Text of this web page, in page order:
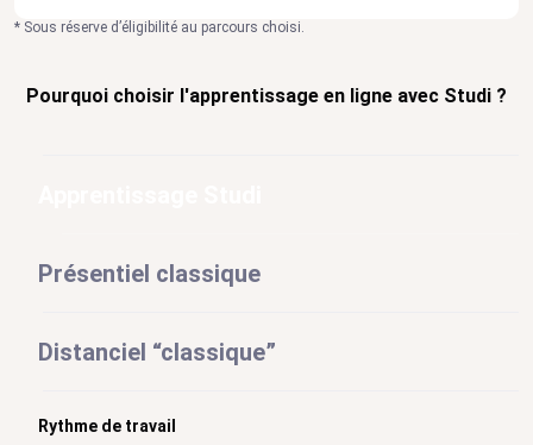
* Sous réserve d’éligibilité au parcours choisi.
Pourquoi choisir l'apprentissage en ligne avec Studi ?
Présentiel classique
Distanciel “classique”
Rythme de travail